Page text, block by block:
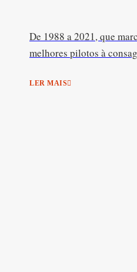
De 1988 a 2021, que
melhores pilotos à
LER MAIS